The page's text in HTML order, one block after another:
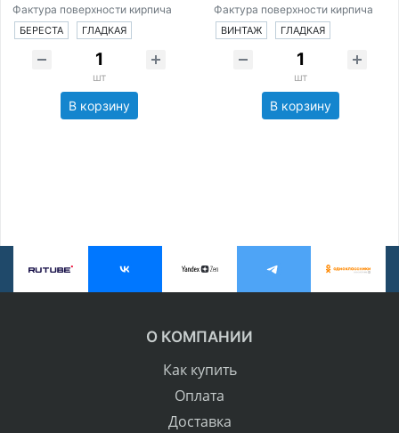
Фактура поверхности кирпича
БЕРЕСТА ГЛАДКАЯ
шт
В корзину
Фактура поверхности кирпича
ВИНТАЖ ГЛАДКАЯ
шт
В корзину
О КОМПАНИИ
Как купить
Оплата
Доставка